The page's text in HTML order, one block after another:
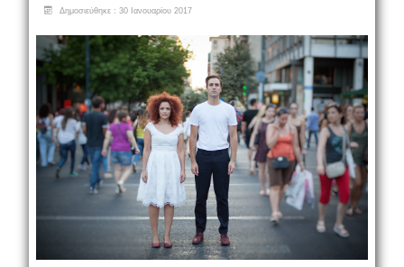
Δημοσιεύθηκε : 30 Ιανουαρίου 2017